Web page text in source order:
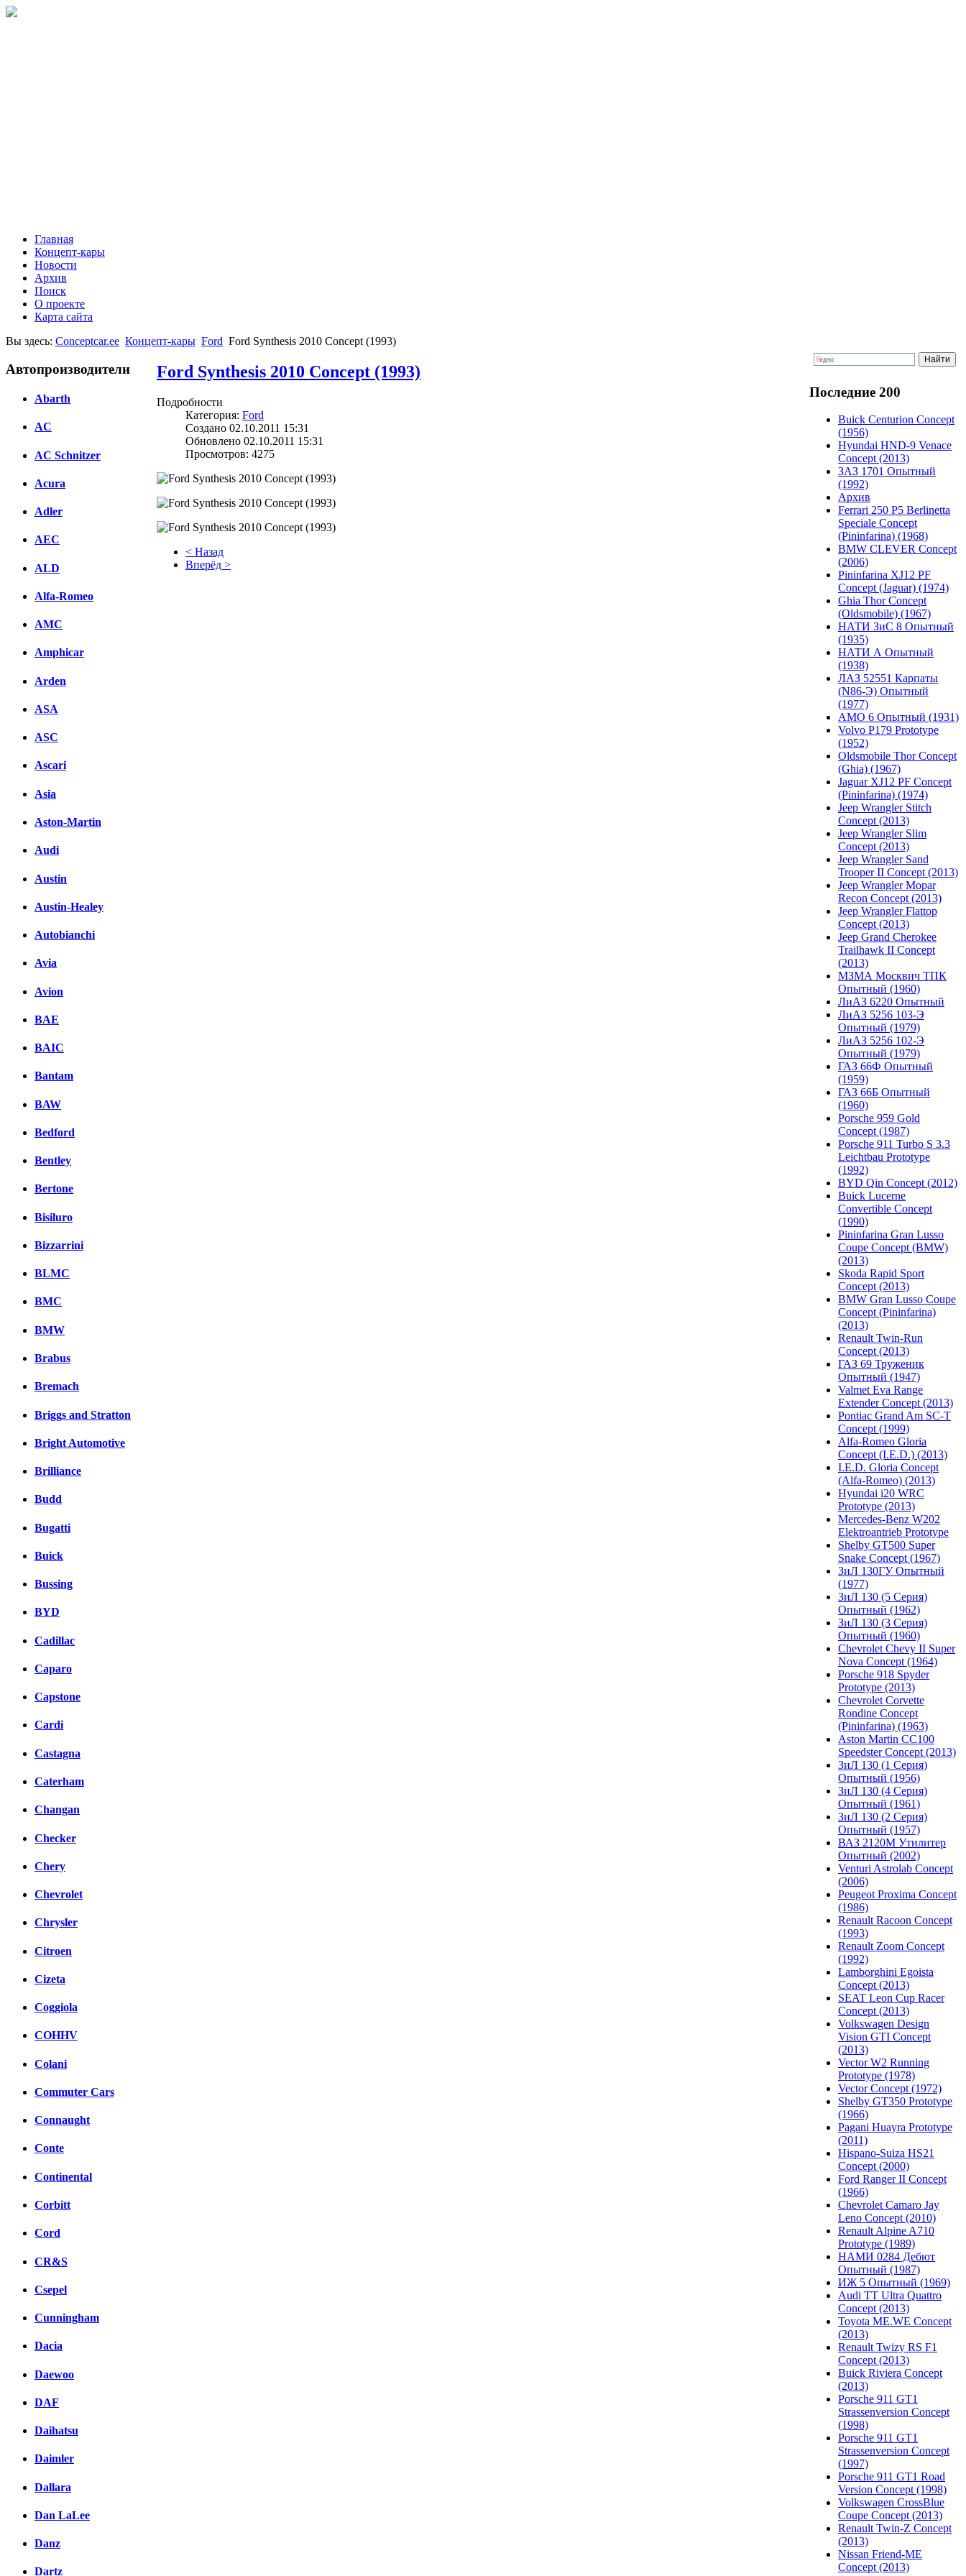
Главная
Концепт-кары
Новости
Архив
Поиск
О проекте
Карта сайта
Вы здесь: Conceptcar.ee Концепт-кары Ford Ford Synthesis 2010 Concept (1993)
Автопроизводители
Abarth
AC
AC Schnitzer
Acura
Adler
AEC
ALD
Alfa-Romeo
AMC
Amphicar
Arden
ASA
ASC
Ascari
Asia
Aston-Martin
Audi
Austin
Austin-Healey
Autobianchi
Avia
Avion
BAE
BAIC
Bantam
BAW
Bedford
Bentley
Bertone
Bisiluro
Bizzarrini
BLMC
BMC
BMW
Brabus
Bremach
Briggs and Stratton
Bright Automotive
Brilliance
Budd
Bugatti
Buick
Bussing
BYD
Cadillac
Caparo
Capstone
Cardi
Castagna
Caterham
Changan
Checker
Chery
Chevrolet
Chrysler
Citroen
Cizeta
Coggiola
COHHV
Colani
Commuter Cars
Connaught
Conte
Continental
Corbitt
Cord
CR&S
Csepel
Cunningham
Dacia
Daewoo
DAF
Daihatsu
Daimler
Dallara
Dan LaLee
Danz
Dartz
Ford Synthesis 2010 Concept (1993)
Подробности
Категория: Ford
Создано 02.10.2011 15:31
Обновлено 02.10.2011 15:31
Просмотров: 4275
< Назад
Вперёд >
Последние 200
Buick Centurion Concept
(1956)
Hyundai HND-9 Venace
Concept (2013)
ЗАЗ 1701 Опытный
(1992)
Архив
Ferrari 250 P5 Berlinetta
Speciale Concept
(Pininfarina) (1968)
BMW CLEVER Concept
(2006)
Pininfarina XJ12 PF
Concept (Jaguar) (1974)
Ghia Thor Concept
(Oldsmobile) (1967)
НАТИ ЗиС 8 Опытный
(1935)
НАТИ А Опытный
(1938)
ЛАЗ 52551 Карпаты
(N86-Э) Опытный
(1977)
АМО 6 Опытный (1931)
Volvo P179 Prototype
(1952)
Oldsmobile Thor Concept
(Ghia) (1967)
Jaguar XJ12 PF Concept
(Pininfarina) (1974)
Jeep Wrangler Stitch
Concept (2013)
Jeep Wrangler Slim
Concept (2013)
Jeep Wrangler Sand
Trooper II Concept (2013)
Jeep Wrangler Mopar
Recon Concept (2013)
Jeep Wrangler Flattop
Concept (2013)
Jeep Grand Cherokee
Trailhawk II Concept
(2013)
МЗМА Москвич ТПК
Опытный (1960)
ЛиАЗ 6220 Опытный
ЛиАЗ 5256 103-Э
Опытный (1979)
ЛиАЗ 5256 102-Э
Опытный (1979)
ГАЗ 66Ф Опытный
(1959)
ГАЗ 66Б Опытный
(1960)
Porsche 959 Gold
Concept (1987)
Porsche 911 Turbo S 3.3
Leichtbau Prototype
(1992)
BYD Qin Concept (2012)
Buick Lucerne
Convertible Concept
(1990)
Pininfarina Gran Lusso
Coupe Concept (BMW)
(2013)
Skoda Rapid Sport
Concept (2013)
BMW Gran Lusso Coupe
Concept (Pininfarina)
(2013)
Renault Twin-Run
Concept (2013)
ГАЗ 69 Труженик
Опытный (1947)
Valmet Eva Range
Extender Concept (2013)
Pontiac Grand Am SC-T
Concept (1999)
Alfa-Romeo Gloria
Concept (I.E.D.) (2013)
I.E.D. Gloria Concept
(Alfa-Romeo) (2013)
Hyundai i20 WRC
Prototype (2013)
Mercedes-Benz W202
Elektroantrieb Prototype
Shelby GT500 Super
Snake Concept (1967)
ЗиЛ 130ГУ Опытный
(1977)
ЗиЛ 130 (5 Серия)
Опытный (1962)
ЗиЛ 130 (3 Серия)
Опытный (1960)
Chevrolet Chevy II Super
Nova Concept (1964)
Porsche 918 Spyder
Prototype (2013)
Chevrolet Corvette
Rondine Concept
(Pininfarina) (1963)
Aston Martin CC100
Speedster Concept (2013)
ЗиЛ 130 (1 Серия)
Опытный (1956)
ЗиЛ 130 (4 Серия)
Опытный (1961)
ЗиЛ 130 (2 Серия)
Опытный (1957)
ВАЗ 2120М Утилитер
Опытный (2002)
Venturi Astrolab Concept
(2006)
Peugeot Proxima Concept
(1986)
Renault Racoon Concept
(1993)
Renault Zoom Concept
(1992)
Lamborghini Egoista
Concept (2013)
SEAT Leon Cup Racer
Concept (2013)
Volkswagen Design
Vision GTI Concept
(2013)
Vector W2 Running
Prototype (1978)
Vector Concept (1972)
Shelby GT350 Prototype
(1966)
Pagani Huayra Prototype
(2011)
Hispano-Suiza HS21
Concept (2000)
Ford Ranger II Concept
(1966)
Chevrolet Camaro Jay
Leno Concept (2010)
Renault Alpine A710
Prototype (1989)
НАМИ 0284 Дебют
Опытный (1987)
ИЖ 5 Опытный (1969)
Audi TT Ultra Quattro
Concept (2013)
Toyota ME.WE Concept
(2013)
Renault Twizy RS F1
Concept (2013)
Buick Riviera Concept
(2013)
Porsche 911 GT1
Strassenversion Concept
(1998)
Porsche 911 GT1
Strassenversion Concept
(1997)
Porsche 911 GT1 Road
Version Concept (1998)
Volkswagen CrossBlue
Coupe Concept (2013)
Renault Twin-Z Concept
(2013)
Nissan Friend-ME
Concept (2013)